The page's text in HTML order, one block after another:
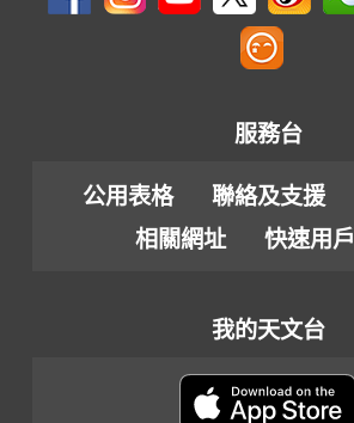
服務台
公用表格 聯絡及支援
相關網址
快速用
我的天文台